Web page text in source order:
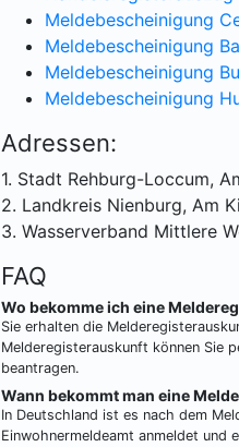
Meldebescheinigung
Meldebescheinigung
Meldebescheinigung
Meldebescheinigung
Adressen:
1. Stadt Rehburg-Loccum,
2. Landkreis Nienburg, Am
3. Wasserverband Mittlere
FAQ
Wo bekomme ich eine
Sie erhalten die
Melderegisterauskunft können Sie
beantragen.
Wann bekommt man eine
In Deutschland ist es nach dem
Einwohnermeldeamt anmeldet und